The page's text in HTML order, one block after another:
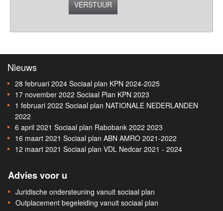
VERSTUUR
Nieuws
28 februari 2024 Sociaal plan KPN 2024-2025
17 november 2022 Sociaal Plan KPN 2023
1 februari 2022 Sociaal plan NATIONALE NEDERLANDEN
2022
6 april 2021 Sociaal plan Rabobank 2022 2023
16 maart 2021 Sociaal plan ABN AMRO 2021-2022
12 maart 2021 Sociaal plan VDL Nedcar 2021 - 2024
Advies voor u
Juridische ondersteuning vanuit sociaal plan
Outplacement begeleiding vanuit sociaal plan